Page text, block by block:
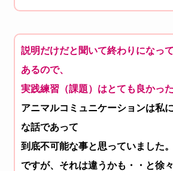
説明だけだと聞いて終わりになっ
あるので、
実践練習（課題）はとても良かった
アニマルコミュニケーションは私
な話であって
到 底不可能な事と思っていました。
ですが、それは違うかも・・ と徐